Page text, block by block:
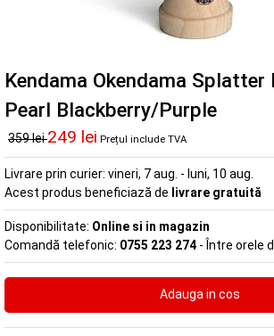
Kendama Okendama Splatter
Pearl Blackberry/Purple
359 lei249 lei Prețul include TVA
Livrare prin curier: vineri, 7 aug. - luni, 10 aug.
Acest produs beneficiază de livrare gratuită
Disponibilitate: Online si in magazin
Comandă telefonic: 0755 223 274 - Între orele